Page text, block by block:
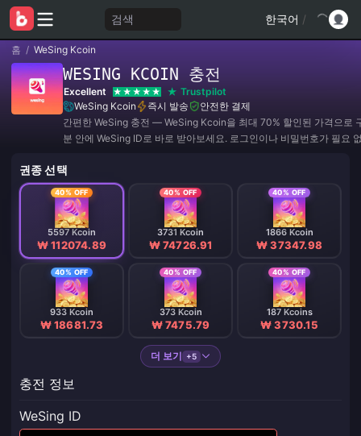
검색 한국어 /
홈 / WeSing Kcoin
WESING KCOIN 충전
Excellent
Trustpilot
WeSing Kcoin
즉시 발송
안전한 결제
간편한 WeSing 충전 — WeSing Kcoin을 최대 70% 할인된 가격으로
분 안에 WeSing ID로 바로 받아보세요. 로그인이나 비밀번호가 필요
권종 선택
40% OFF
5597 Kcoin
₩ 112074.89
40% OFF
3731 Kcoin
₩ 74726.91
40% OFF
1866 Kcoin
₩ 37347.98
40% OFF
933 Kcoin
₩ 18681.73
40% OFF
373 Kcoin
₩ 7475.79
40% OFF
187 Kcoins
₩ 3730.15
더 보기 +5
충전 정보
WeSing ID